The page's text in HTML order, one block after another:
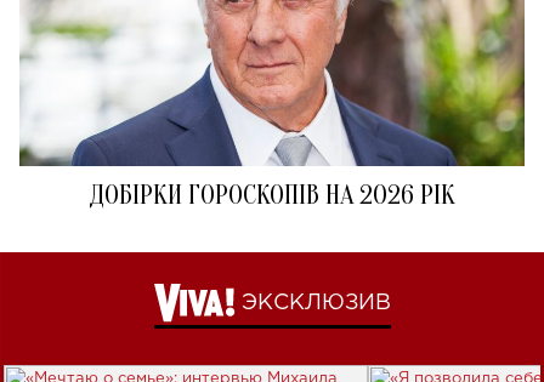
ДОБІРКИ ГОРОСКОПІВ НА 2026 РІК
ЭКСКЛЮЗИВ